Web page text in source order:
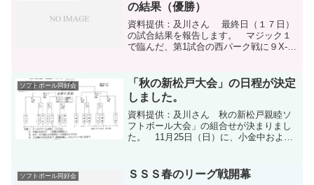
の結果（優勝）
資料提供：及川さん 最終日（１７日）
の試合結果を報告します。 マジック１
で臨んだ、第1試合の西パーク戦に９X-６
戦は２X-１と敗れ、最終成績は６勝２敗
でした。 個人賞...
ソフトボール同好会
「秋の新松戸大会」の日程が決定
しました。
資料提供：及川さん 秋の新松戸親睦ソ
フトボール大会」の組合せが決まりまし
た。 11月25日（日）に、小金中および
ソフトボール同好会 ＳＳＳ春のリーグ戦開幕